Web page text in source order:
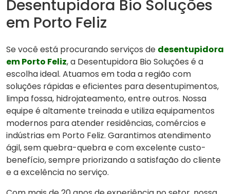
Desentupidora Bio Soluções
em Porto Feliz
Se você está procurando serviços de desentupidora
em Porto Feliz, a Desentupidora Bio Soluções é a
escolha ideal. Atuamos em toda a região com
soluções rápidas e eficientes para desentupimentos,
limpa fossa, hidrojateamento, entre outros. Nossa
equipe é altamente treinada e utiliza equipamentos
modernos para atender residências, comércios e
indústrias em Porto Feliz. Garantimos atendimento
ágil, sem quebra-quebra e com excelente custo-
benefício, sempre priorizando a satisfação do cliente
e a excelência no serviço.